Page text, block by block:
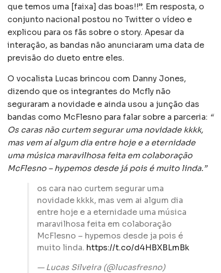
que temos uma [faixa] das boas!!”. Em resposta, o
conjunto nacional postou no Twitter o vídeo e
explicou para os fãs sobre o story. Apesar da
interação, as bandas não anunciaram uma data de
previsão do dueto entre eles.
O vocalista Lucas brincou com Danny Jones,
dizendo que os integrantes do Mcfly não
seguraram a novidade e ainda usou a junção das
bandas como McFlesno para falar sobre a parceria: “​​
Os caras não curtem segurar uma novidade kkkk,
mas vem aí algum dia entre hoje e a eternidade
uma música maravilhosa feita em colaboração
McFlesno – hypemos desde já pois é muito linda.”
os cara nao curtem segurar uma
novidade kkkk, mas vem ai algum dia
entre hoje e a eternidade uma música
maravilhosa feita em colaboração
McFlesno – hypemos desde ja pois é
muito linda. https://t.co/d4HBXBLmBk
— Lucas Silveira (@lucasfresno)